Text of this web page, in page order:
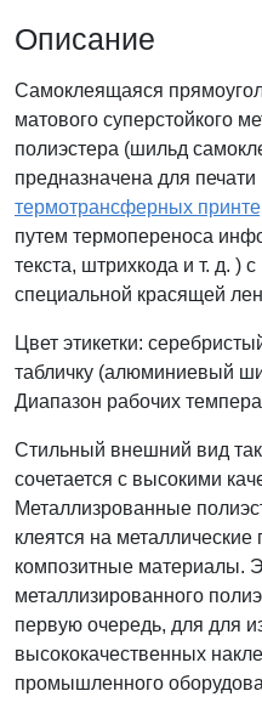
Описание
Самоклеящаяся
матового суперстойкого
полиэстера (шильд
предназначена для печати
термотрансферных
путем термопереноса
текста, штрихкода и т. д. )
специальной красящей
Цвет этикетки:
табличку (алюминиевый
Диапазон рабочих
Стильный внешний вид
сочетается с высокими
Металлизрованные
клеятся на
композитные материалы.
металлизированного
первую очередь, для для
высококачественных
промышленного